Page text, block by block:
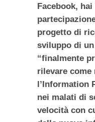
Facebook,
progetto di
sviluppo di
“finalmente
rilevare come
l’Information
nei malati di
velocità con